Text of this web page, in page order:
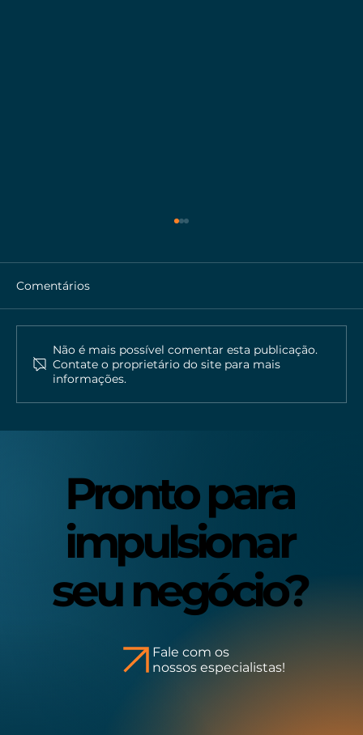
Reels realmente aumenta as
visualizações do seu perfil?
Comentários
Não é mais possível comentar esta publicação.
Contate o proprietário do site para mais
informações.
Pronto para
impulsionar
seu negócio?
Pronto para
impulsionar
seu negócio?
Fale com os
nossos especialistas!